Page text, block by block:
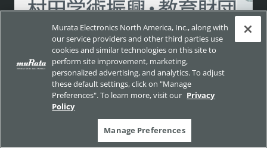
サイトポリシー
ソーシャルメディアポリシー
個人情報保護方針
お客様の個人情報の取り扱いについて
サイトマップ
Copyright © Murata Manufacturing Co., Ltd. All Rights Reserved.
Murata Electronics North America, Inc., along with
our service providers and other third parties use
cookies and similar technologies on this site to
perform site improvement, marketing,
personalized advertising, and analytics. To adjust
these default settings, click on "Manage
Preferences". To learn more, visit our Privacy
Policy
Manage Preferences